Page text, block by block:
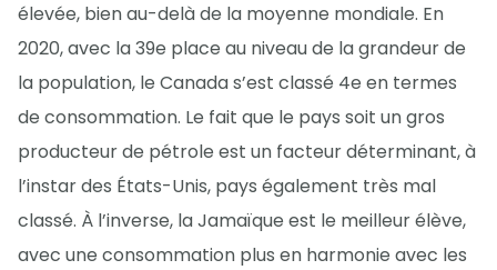
élevée, bien au-delà de la moyenne mondiale. En
2020, avec la 39e place au niveau de la grandeur de
la population, le Canada s’est classé 4e en termes
de consommation. Le fait que le pays soit un gros
producteur de pétrole est un facteur déterminant, à
l’instar des États-Unis, pays également très mal
classé. À l’inverse, la Jamaïque est le meilleur élève,
avec une consommation plus en harmonie avec les